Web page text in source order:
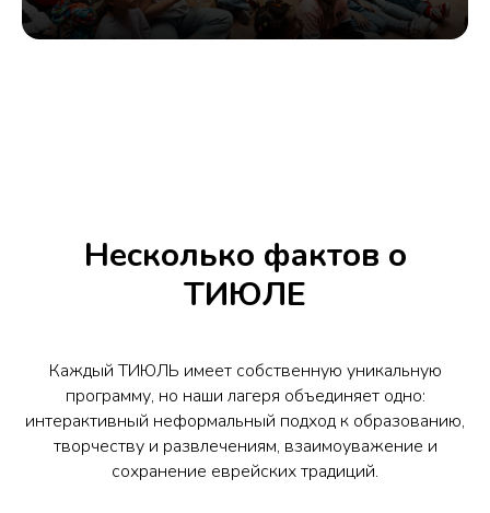
Несколько фактов о
ТИЮЛЕ
Каждый ТИЮЛЬ имеет собственную уникальную
программу, но наши лагеря объединяет одно:
интерактивный неформальный подход к образованию,
творчеству и развлечениям, взаимоуважение и
сохранение еврейских традиций.